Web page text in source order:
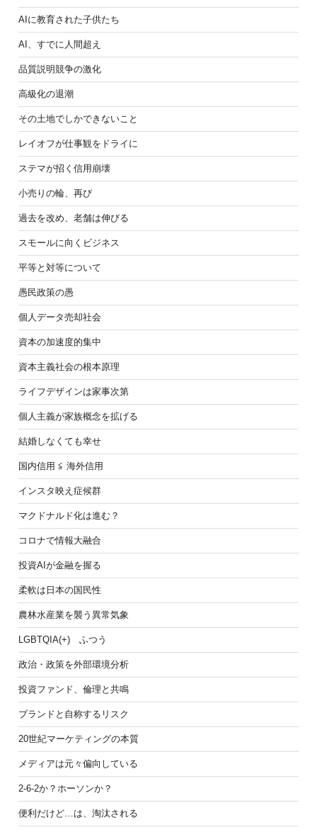
AIに教育された子供たち
AI、すでに人間超え
品質説明競争の激化
高級化の退潮
その土地でしかできないこと
レイオフが仕事観をドライに
ステマが招く信用崩壊
小売りの輪、再び
過去を改め、老舗は伸びる
スモールに向くビジネス
平等と対等について
愚民政策の愚
個人データ売却社会
資本の加速度的集中
資本主義社会の根本原理
ライフデザインは家事次第
個人主義が家族概念を拡げる
結婚しなくても幸せ
国内信用 ≦ 海外信用
インスタ映え症候群
マクドナルド化は進む？
コロナで情報大融合
投資AIが金融を握る
柔軟は日本の国民性
農林水産業を襲う異常気象
LGBTQIA(+) ふつう
政治・政策を外部環境分析
投資ファンド、倫理と共鳴
ブランドと自称するリスク
20世紀マーケティングの本質
メディアは元々偏向している
2-6-2か？ホーソンか？
便利だけど…は、淘汰される